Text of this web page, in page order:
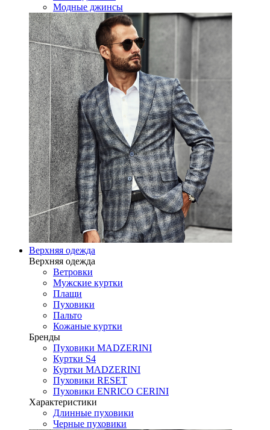
Модные джинсы
Верхняя одежда
Верхняя одежда
Ветровки
Мужские куртки
Плащи
Пуховики
Пальто
Кожаные куртки
Бренды
Пуховики MADZERINI
Куртки S4
Куртки MADZERINI
Пуховики RESET
Пуховики ENRICO CERINI
Характеристики
Длинные пуховики
Черные пуховики